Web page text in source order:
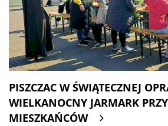
PISZCZAC W ŚWIĄTECZNEJ
WIELKANOCNY JARMARK
MIESZKAŃCÓW